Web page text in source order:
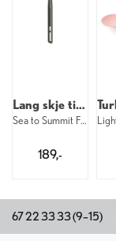
Lang skje til turmat
Sea to Summit Frontier UL Handle Spoon
189,-
67 22 33 33 (9–15)